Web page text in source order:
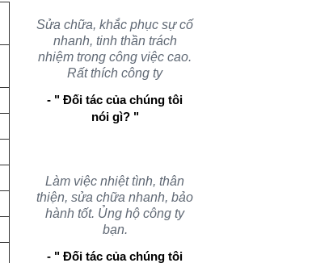
Sửa chữa, khắc phục sự cố
nhanh, tinh thần trách
nhiệm trong công việc cao.
Rất thích công ty
- " Đối tác của chúng tôi
nói gì? "
Làm việc nhiệt tình, thân
thiện, sửa chữa nhanh, bảo
hành tốt. Ủng hộ công ty
bạn.
- " Đối tác của chúng tôi